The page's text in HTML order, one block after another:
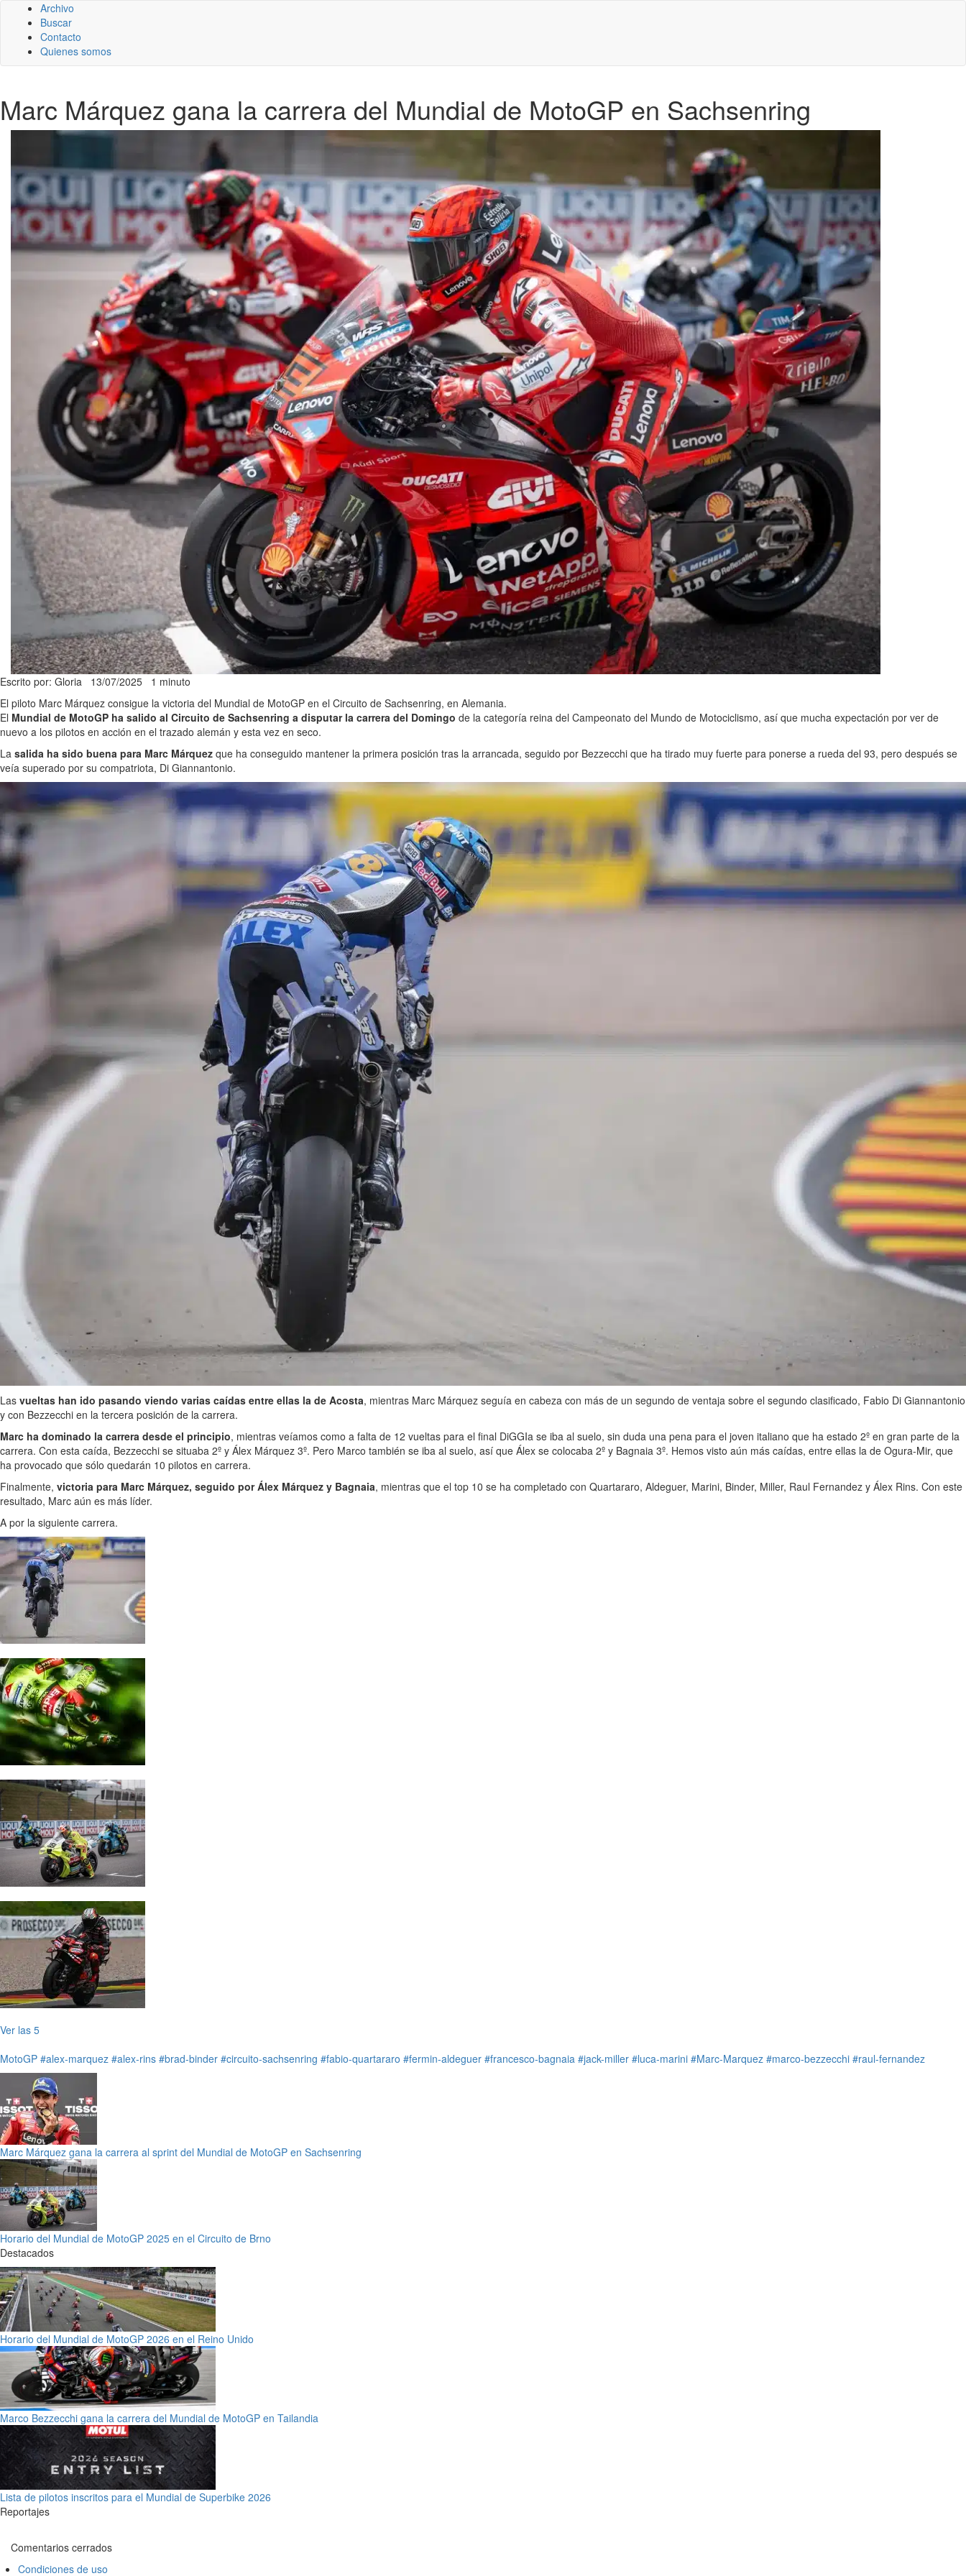
Archivo
Buscar
Contacto
Quienes somos
Marc Márquez gana la carrera del Mundial de MotoGP en Sachsenring
Escrito por: Gloria 13/07/2025 1 minuto
El piloto Marc Márquez consigue la victoria del Mundial de MotoGP en el Circuito de Sachsenring, en Alemania.
El Mundial de MotoGP ha salido al Circuito de Sachsenring a disputar la carrera del Domingo de la categoría reina del Campeonato del Mundo de Motociclismo, así que mucha expectación por ver de
nuevo a los pilotos en acción en el trazado alemán y esta vez en seco.
La salida ha sido buena para Marc Márquez que ha conseguido mantener la primera posición tras la arrancada, seguido por Bezzecchi que ha tirado muy fuerte para ponerse a rueda del 93, pero después se
veía superado por su compatriota, Di Giannantonio.
Las vueltas han ido pasando viendo varias caídas entre ellas la de Acosta, mientras Marc Márquez seguía en cabeza con más de un segundo de ventaja sobre el segundo clasificado, Fabio Di Giannantonio
y con Bezzecchi en la tercera posición de la carrera.
Marc ha dominado la carrera desde el principio, mientras veíamos como a falta de 12 vueltas para el final DiGGIa se iba al suelo, sin duda una pena para el joven italiano que ha estado 2º en gran parte de la
carrera. Con esta caída, Bezzecchi se situaba 2º y Álex Márquez 3º. Pero Marco también se iba al suelo, así que Álex se colocaba 2º y Bagnaia 3º. Hemos visto aún más caídas, entre ellas la de Ogura-Mir, que
ha provocado que sólo quedarán 10 pilotos en carrera.
Finalmente, victoria para Marc Márquez, seguido por Álex Márquez y Bagnaia, mientras que el top 10 se ha completado con Quartararo, Aldeguer, Marini, Binder, Miller, Raul Fernandez y Álex Rins. Con este
resultado, Marc aún es más líder.
A por la siguiente carrera.
Ver las 5
MotoGP #alex-marquez #alex-rins #brad-binder #circuito-sachsenring #fabio-quartararo #fermin-aldeguer #francesco-bagnaia #jack-miller #luca-marini #Marc-Marquez #marco-bezzecchi #raul-fernandez
Marc Márquez gana la carrera al sprint del Mundial de MotoGP en Sachsenring
Horario del Mundial de MotoGP 2025 en el Circuito de Brno
Destacados
Horario del Mundial de MotoGP 2026 en el Reino Unido
Marco Bezzecchi gana la carrera del Mundial de MotoGP en Tailandia
Lista de pilotos inscritos para el Mundial de Superbike 2026
Reportajes
Comentarios cerrados
Condiciones de uso